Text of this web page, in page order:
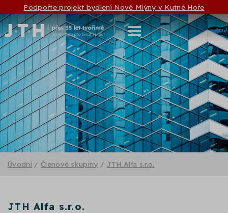
Podpořte projekt bydlení Nové Mlýny v Kutné Hoře
Úvodní / Členové skupiny / JTH Alfa s.r.o.
JTH Alfa s.r.o.